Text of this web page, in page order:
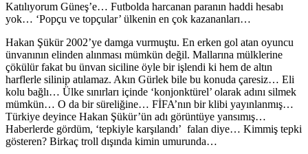
Katılıyorum Güneş’e… Futbolda harcanan paranın haddi hesabı
yok… ‘Popçu ve topçular’ ülkenin en çok kazananları…
Hakan Şükür 2002’ye damga vurmuştu. En erken gol atan oyuncu
ünvanının elinden alınması mümkün değil. Mallarına mülklerine
çökülür fakat bu ünvan siciline öyle bir işlendi ki hem de altın
harflerle silinip atılamaz. Akın Gürlek bile bu konuda çaresiz… Eli
kolu bağlı… Ülke sınırları içinde ‘konjonktürel’ olarak adını silmek
mümkün… O da bir süreliğine… FİFA’nın bir klibi yayınlanmış…
Türkiye deyince Hakan Şükür’ün adı görüntüye yansımış…
Haberlerde gördüm, ‘tepkiyle karşılandı’ falan diye… Kimmiş tepki
gösteren? Birkaç troll dışında kimin umurunda…